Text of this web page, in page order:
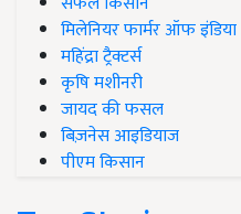
मिलेनियर फार्मर ऑफ इंडिया
महिंद्रा ट्रैक्टर्स
कृषि मशीनरी
जायद की फसल
बिज़नेस आइडियाज
पीएम किसान